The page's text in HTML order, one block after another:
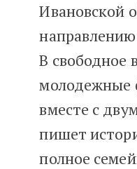
Ивановской
В свободное
молодежные
вместе с
пишет
полное